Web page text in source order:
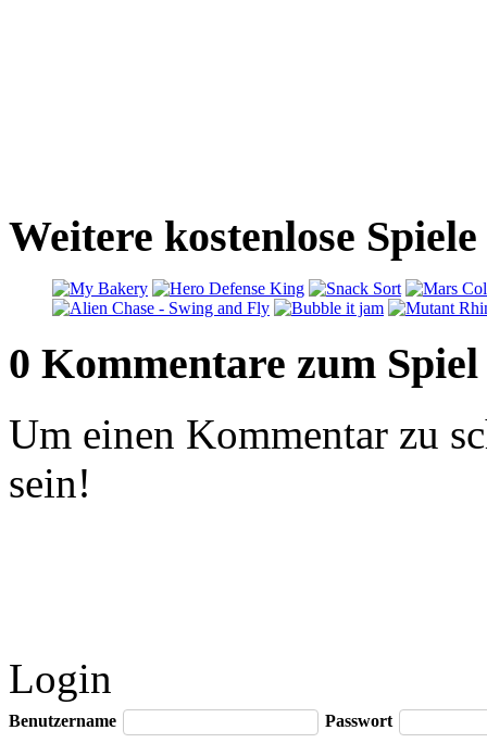
Weitere kostenlose
0 Kommentare zum Spiel
Um einen Kommentar zu
sein!
Login
Benutzername Passwort